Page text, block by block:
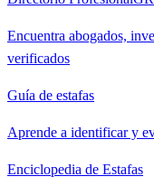
Encuentra abogados,
verificados
Guía de estafas
Aprende a identificar y
Enciclopedia de Estafas